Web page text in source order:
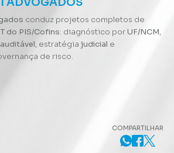
conduz projetos completos de
do PIS/Cofins: diagnóstico porUF/NCM,
, estratégia judicial e
de risco.
COMPARTILHAR